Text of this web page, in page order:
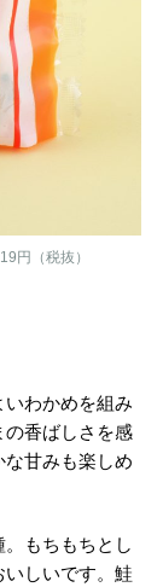
円（税抜）
わかめを組み
香ばしさを感
な甘みも楽しめ
。もちもちとし
しいです。鮭